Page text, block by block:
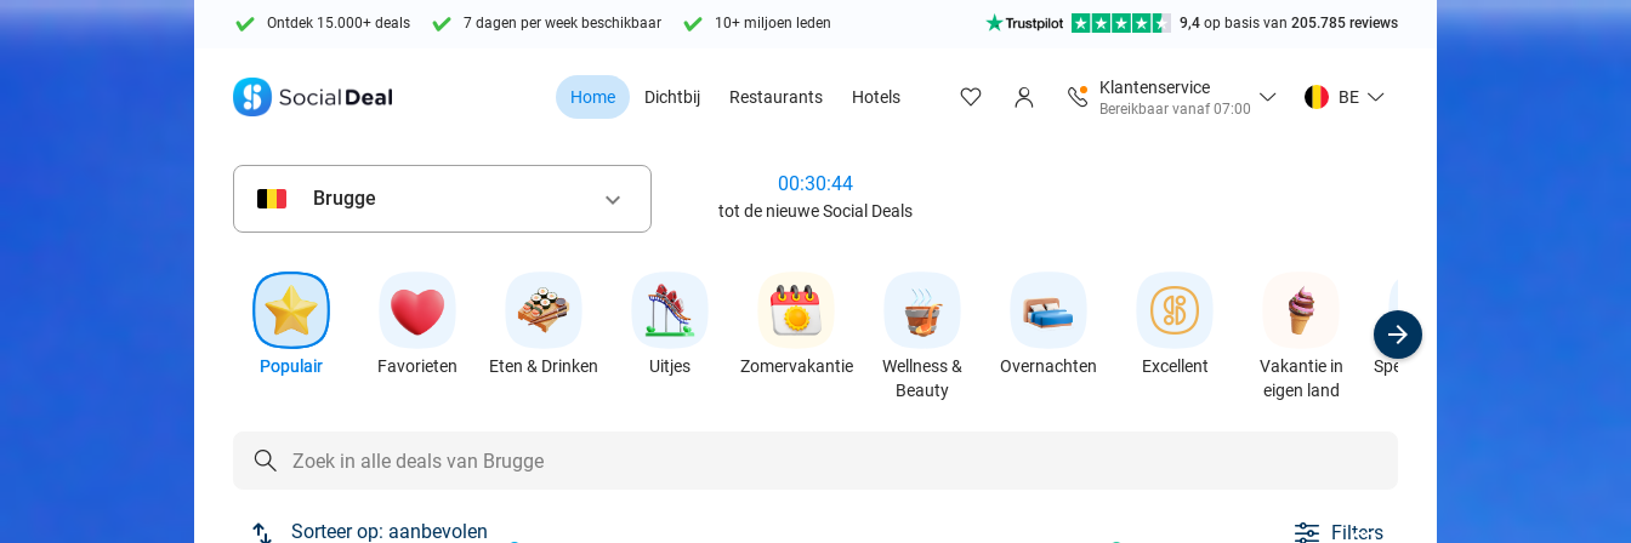
Ontdek 15.000+ deals 7 dagen per week beschikbaar 10+ miljoen leden 9,4 op basis van 205.785 reviews
Home Dichtbij Restaurants Hotels
Klantenservice
Bereikbaar vanaf 07:00
BE
Brugge keyboard_arrow_down
00:30:42
tot de nieuwe Social Deals
Populair Favorieten Eten & Drinken Uitjes Zomervakantie
Wellness &
Beauty
Overnachten Excellent
Vakantie in
eigen land
Speciaalzaken
Sorteer op: aanbevolen Filters